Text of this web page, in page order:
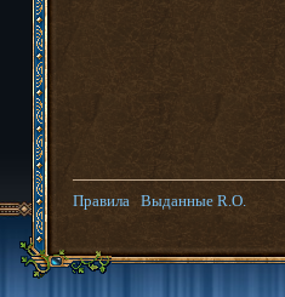
Правила Выданные R.O.